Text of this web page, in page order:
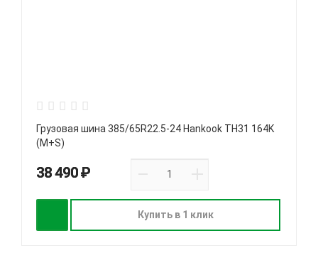
Грузовая шина 385/65R22.5-24 Hankook TH31 164K
(M+S)
38 490 ₽
Купить в 1 клик